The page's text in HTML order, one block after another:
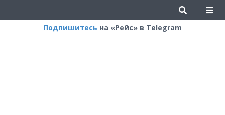
Подпишитесь на «Рейс» в Telegram